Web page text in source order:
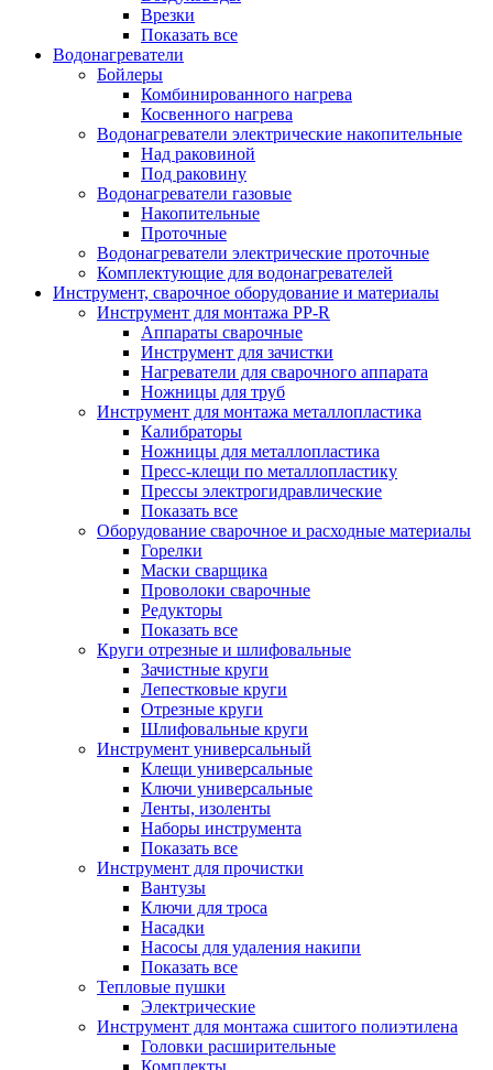
Врезки
Показать все
Водонагреватели
Бойлеры
Комбинированного нагрева
Косвенного нагрева
Водонагреватели электрические накопительные
Над раковиной
Под раковину
Водонагреватели газовые
Накопительные
Проточные
Водонагреватели электрические проточные
Комплектующие для водонагревателей
Инструмент, сварочное оборудование и материалы
Инструмент для монтажа PP-R
Аппараты сварочные
Инструмент для зачистки
Нагреватели для сварочного аппарата
Ножницы для труб
Инструмент для монтажа металлопластика
Калибраторы
Ножницы для металлопластика
Пресс-клещи по металлопластику
Прессы электрогидравлические
Показать все
Оборудование сварочное и расходные материалы
Горелки
Маски сварщика
Проволоки сварочные
Редукторы
Показать все
Круги отрезные и шлифовальные
Зачистные круги
Лепестковые круги
Отрезные круги
Шлифовальные круги
Инструмент универсальный
Клещи универсальные
Ключи универсальные
Ленты, изоленты
Наборы инструмента
Показать все
Инструмент для прочистки
Вантузы
Ключи для троса
Насадки
Насосы для удаления накипи
Показать все
Тепловые пушки
Электрические
Инструмент для монтажа сшитого полиэтилена
Головки расширительные
Комплекты